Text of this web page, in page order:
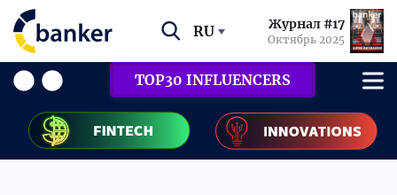
RU Журнал #17
Октябрь 2025
TOP30 INFLUENCERS